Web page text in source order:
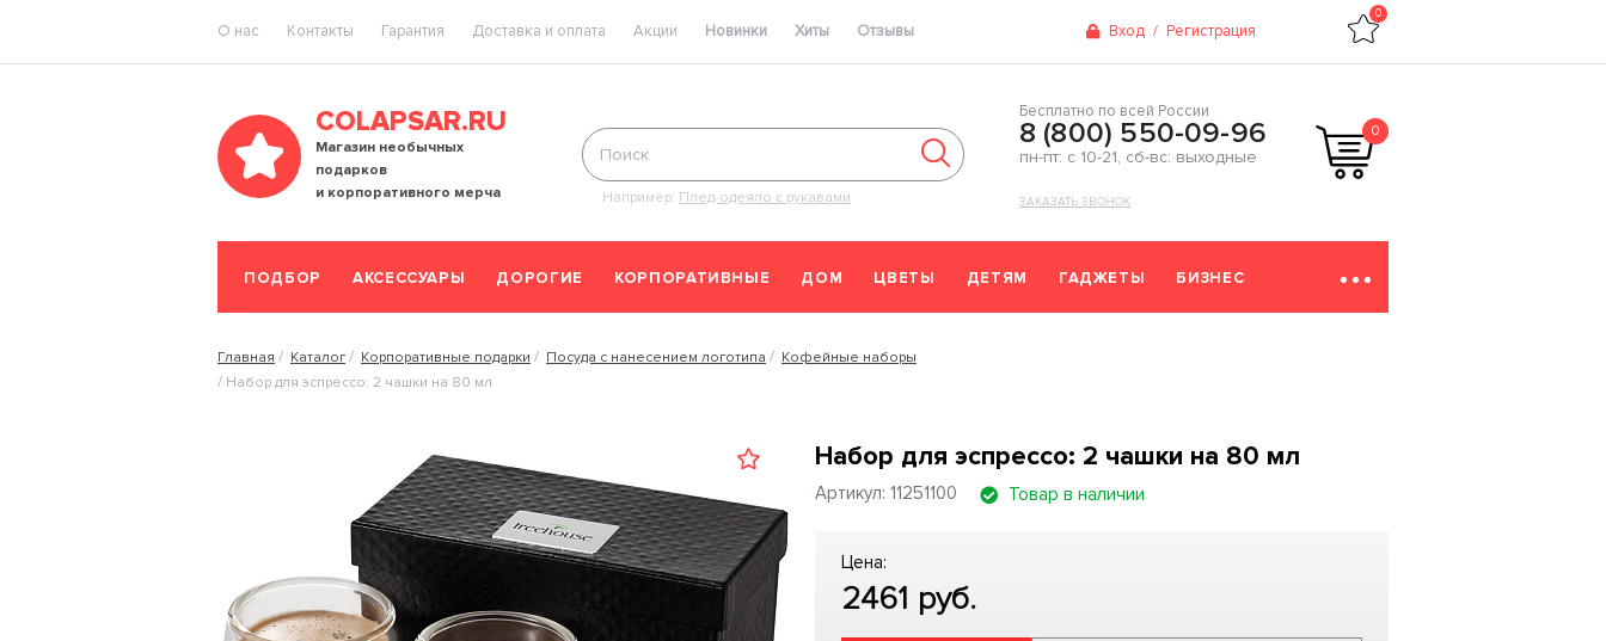
O нас Контакты Гарантия Доставка и оплата Акции Новинки Хиты Отзывы Вход / Регистрация
0
COLAPSAR.RU
Магазин необычных
подарков
и корпоративного мерча
Например: Плед-одеяло с рукавами
Бесплатно по всей России
8 (800) 550-09-96
пн-пт: с 10-21, сб-вс: выходные
ЗАКАЗАТЬ ЗВОНОК
0
ПОДБОР АКСЕССУАРЫ ДОРОГИЕ КОРПОРАТИВНЫЕ ДОМ ЦВЕТЫ ДЕТЯМ ГАДЖЕТЫ БИЗНЕС
Главная Каталог Корпоративные подарки Посуда с нанесением логотипа
Кофейные наборы
Набор для эспрессо: 2 чашки на 80 мл
Набор для эспрессо: 2 чашки на 80 мл
Артикул: 11251100 Товар в наличии
Цена:
2461 руб.